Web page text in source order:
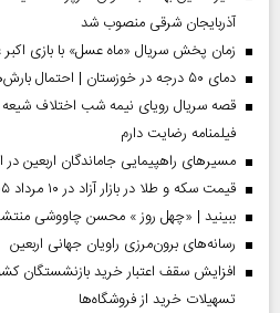
آذربایجان شرقی منصوب شد
زمان پخش سریال «ماه عسل» با بازی
دمای ۵۰ درجه در خوزستان | احتمال بارش‌های سیل‌آسا در ۳ استان
قصه سریال رویای نیمه شب اختلاف
فیلمنامه رضایت دارم
مسیر‌های راهپیمایی جاماندگان اربعین در
قیمت سکه و طلا در بازار آزاد در ۱۰ مرداد ۱۴۰۵
ببینید | «چهل روز » محسن چاووشی
رسانه‌های برون‌مرزی راویان جهانی اربعین
افزایش سقف اعتبار خرید بازنشستگان
تسهیلات خرید از فروشگاه‌ها